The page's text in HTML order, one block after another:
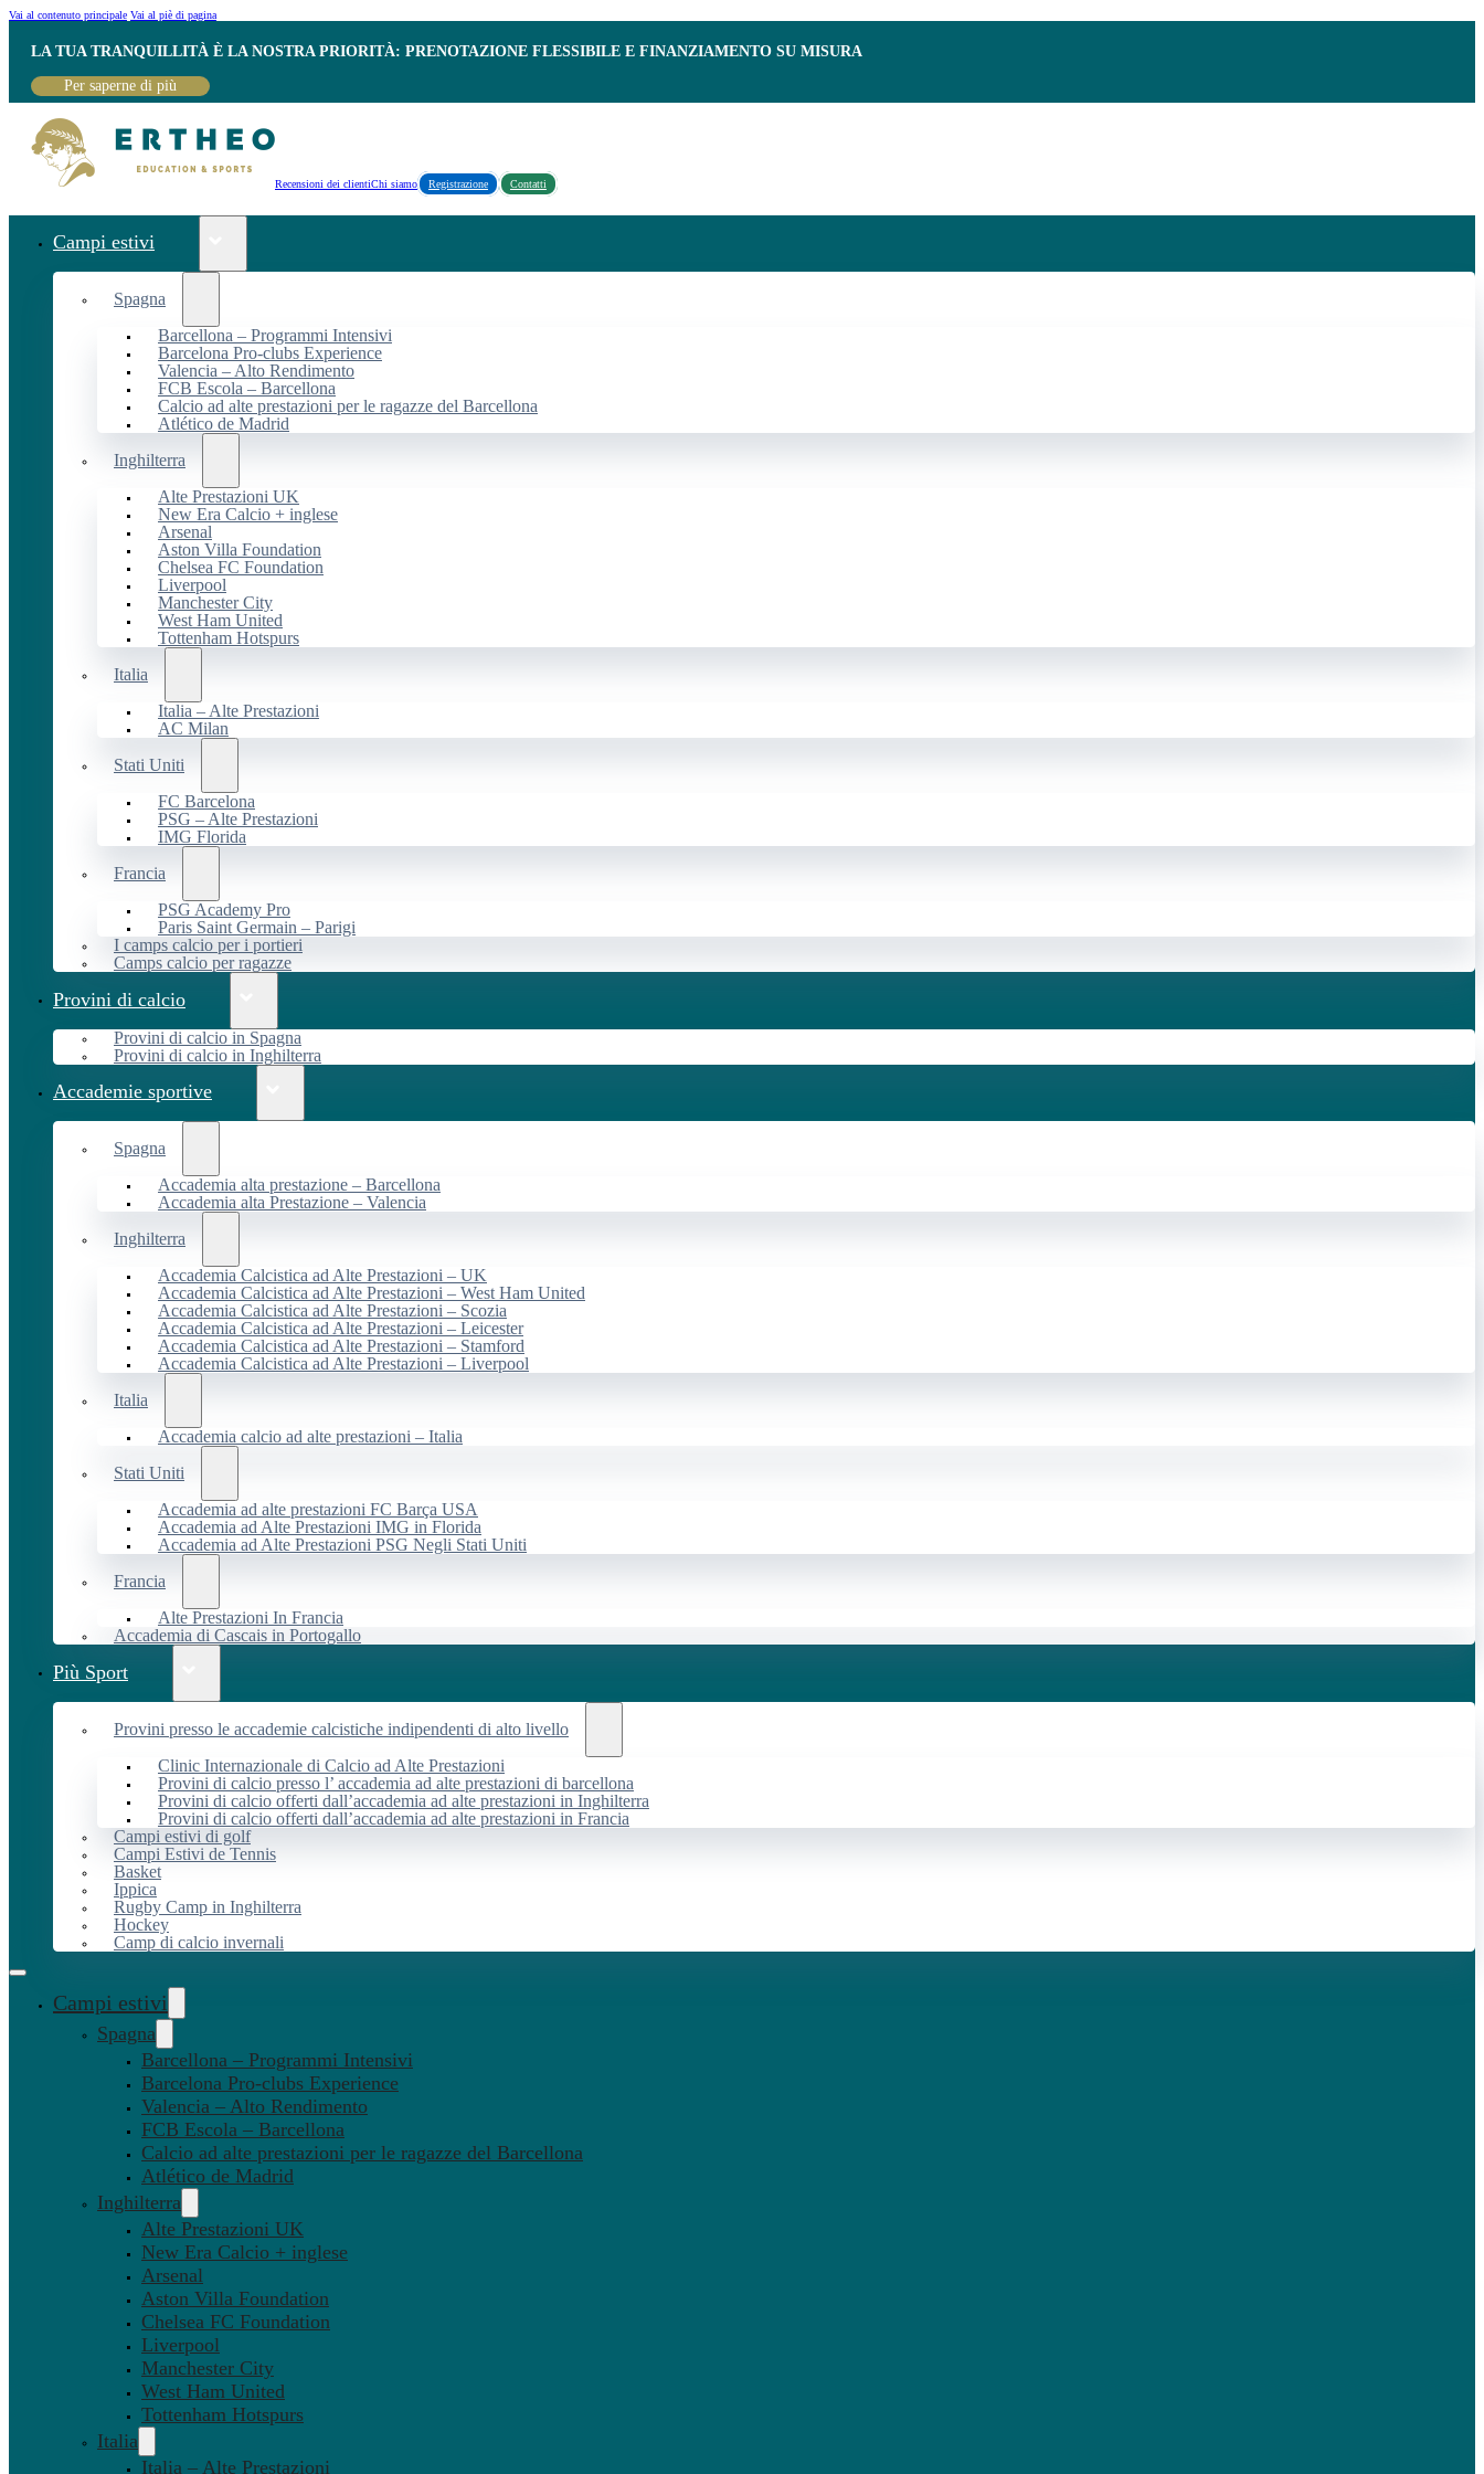
Vai al contenuto principale Vai al piè di pagina
LA TUA TRANQUILLITÀ È LA NOSTRA PRIORITÀ: PRENOTAZIONE FLESSIBILE E FINANZIAMENTO SU MISURA
Per saperne di più
Recensioni dei clientiChi siamo Registrazione Contatti
Campi estivi
Spagna
Barcellona – Programmi Intensivi
Barcelona Pro-clubs Experience
Valencia – Alto Rendimento
FCB Escola – Barcellona
Calcio ad alte prestazioni per le ragazze del Barcellona
Atlético de Madrid
Inghilterra
Alte Prestazioni UK
New Era Calcio + inglese
Arsenal
Aston Villa Foundation
Chelsea FC Foundation
Liverpool
Manchester City
West Ham United
Tottenham Hotspurs
Italia
Italia – Alte Prestazioni
AC Milan
Stati Uniti
FC Barcelona
PSG – Alte Prestazioni
IMG Florida
Francia
PSG Academy Pro
Paris Saint Germain – Parigi
I camps calcio per i portieri
Camps calcio per ragazze
Provini di calcio
Provini di calcio in Spagna
Provini di calcio in Inghilterra
Accademie sportive
Spagna
Accademia alta prestazione – Barcellona
Accademia alta Prestazione – Valencia
Inghilterra
Accademia Calcistica ad Alte Prestazioni – UK
Accademia Calcistica ad Alte Prestazioni – West Ham United
Accademia Calcistica ad Alte Prestazioni – Scozia
Accademia Calcistica ad Alte Prestazioni – Leicester
Accademia Calcistica ad Alte Prestazioni – Stamford
Accademia Calcistica ad Alte Prestazioni – Liverpool
Italia
Accademia calcio ad alte prestazioni – Italia
Stati Uniti
Accademia ad alte prestazioni FC Barça USA
Accademia ad Alte Prestazioni IMG in Florida
Accademia ad Alte Prestazioni PSG Negli Stati Uniti
Francia
Alte Prestazioni In Francia
Accademia di Cascais in Portogallo
Più Sport
Provini presso le accademie calcistiche indipendenti di alto livello
Clinic Internazionale di Calcio ad Alte Prestazioni
Provini di calcio presso l’ accademia ad alte prestazioni di barcellona
Provini di calcio offerti dall’accademia ad alte prestazioni in Inghilterra
Provini di calcio offerti dall’accademia ad alte prestazioni in Francia
Campi estivi di golf
Campi Estivi de Tennis
Basket
Ippica
Rugby Camp in Inghilterra
Hockey
Camp di calcio invernali
Campi estivi
Spagna
Barcellona – Programmi Intensivi
Barcelona Pro-clubs Experience
Valencia – Alto Rendimento
FCB Escola – Barcellona
Calcio ad alte prestazioni per le ragazze del Barcellona
Atlético de Madrid
Inghilterra
Alte Prestazioni UK
New Era Calcio + inglese
Arsenal
Aston Villa Foundation
Chelsea FC Foundation
Liverpool
Manchester City
West Ham United
Tottenham Hotspurs
Italia
Italia – Alte Prestazioni